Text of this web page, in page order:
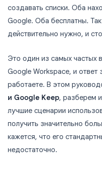
создавать списки. Оба
Google. Оба бесплатны.
действительно нужно, и
Это один из самых частых
Google Workspace, и ответ
работаете. В этом
и Google Keep, разберем
лучшие сценарии
получить значительно
кажется, что его
недостаточно.